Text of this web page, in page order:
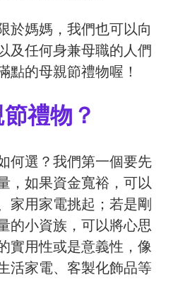
於媽媽，我們也可以向
及任何身兼母職的人們
點的母親節禮物喔！
禮物？
何選？我們第一個要先
，如果資金寬裕，可以
家用家電挑起；若是剛
的小資族，可以將心思
實用性或是意義性，像
活家電、客製化飾品等